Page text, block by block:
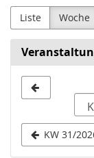
Liste Woche
KW 31/